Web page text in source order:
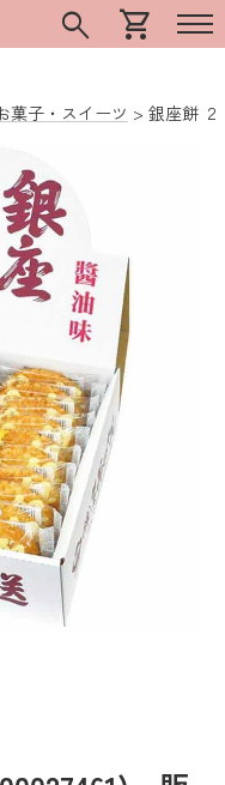
search shopping_cart
菓子・スイーツ 銀座餅